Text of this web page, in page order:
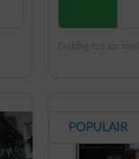
POPULAIR